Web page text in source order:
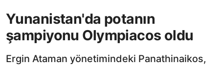
Yunanistan'da potanın
şampiyonu Olympiacos oldu
Ergin Ataman yönetimindeki Panathinaikos,